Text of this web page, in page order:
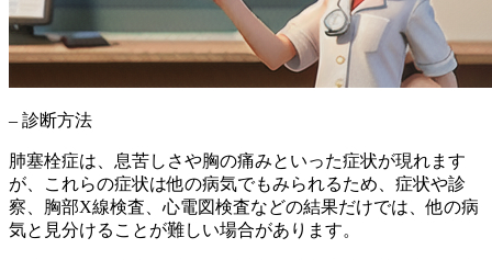
– 診断方法
肺塞栓症は、 息苦しさや胸の痛みといった症状が現れます
が、これらの症状は他の病気でもみられるため、症状や診
察、胸部X線検査、心電図検査などの結果だけでは、他の病
気と見分けることが難しい場合があります。